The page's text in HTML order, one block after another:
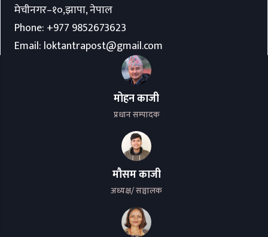
मेचीनगर–१०,झापा, नेपाल
Phone: +977 9852673623
Email: loktantrapost@gmail.com
मोहन काजी
प्रधान सम्पादक
मौसम काजी
अध्यक्ष/ सञ्चालक